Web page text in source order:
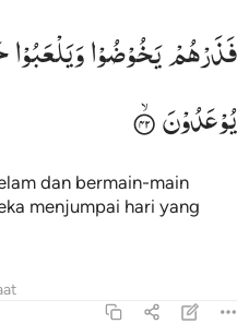
فذرهم يخوضوا ويلعبوا حتى يلاقوا
فَذَرْهُمْ يَخُوضُوا۟ وَيَلْعَبُوا۟ حَتَّىٰ
فَذَرْهُمْیَخُوْضُوْاوَیَلْعَبُوْا
یُوْعَدُوْنَ
dan bermain-main
menjumpai hari yang